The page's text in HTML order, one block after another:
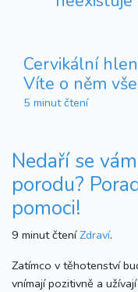
Cervikální
Víte o něm
5 minut čtení
Nedaří se
porodu?
pomoci!
9 minut čtení Zdraví.
Zatímco v těhotenství
vnímají pozitivně a